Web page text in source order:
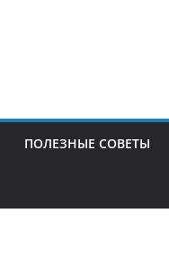
ПОЛЕЗНЫЕ СОВЕТЫ